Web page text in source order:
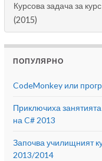
Курсова задача за
(2015)
ПОПУЛЯРНО
CodeMonkey или
Приключиха
на C# 2013
Започва училищният
2013/2014